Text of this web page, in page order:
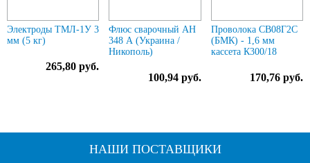
Электроды ТМЛ-1У 3
мм (5 кг)
265,80 руб.
Флюс сварочный АН
348 А (Украина /
Никополь)
100,94 руб.
Проволока СВ08Г2С
(БМК) - 1,6 мм
кассета К300/18
170,76 руб.
НАШИ ПОСТАВЩИКИ